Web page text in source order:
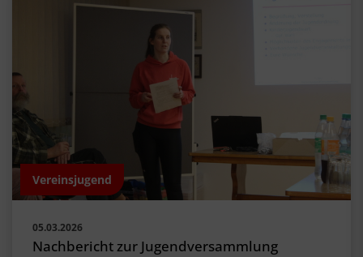
Vereinsjugend
05.03.2026
Nachbericht zur Jugendversammlung